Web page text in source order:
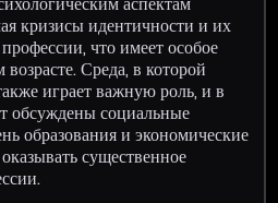
кризисы идентичности и их
что имеет особое
Среда, в которой
играет важную роль, и в
обсуждены социальные
образования и экономические
существенное